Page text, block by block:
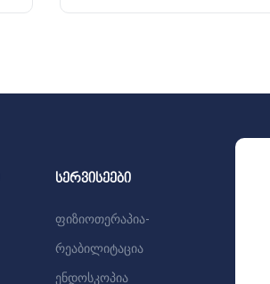
სერვისეები
ფიზიოთერაპია-
რეაბილიტაცია
ენდოსკოპია